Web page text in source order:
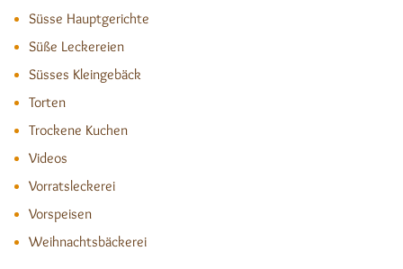
Süsse Hauptgerichte
Süße Leckereien
Süsses Kleingebäck
Torten
Trockene Kuchen
Videos
Vorratsleckerei
Vorspeisen
Weihnachtsbäckerei